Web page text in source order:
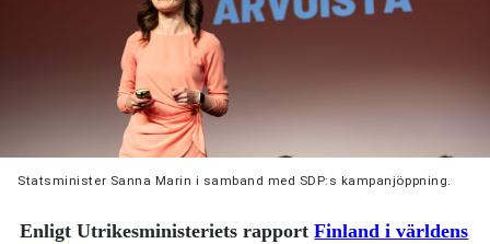
Statsminister Sanna Marin i samband med SDP:s kampanjöppning.
Enligt Utrikesministeriets rapportFinland i världens